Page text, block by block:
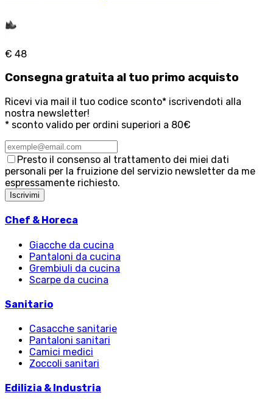
€ 48
Consegna gratuita al tuo primo acquisto
Ricevi via mail il tuo codice sconto* iscrivendoti alla
nostra newsletter!
* sconto valido per ordini superiori a 80€
Presto il consenso al trattamento dei miei dati
personali per la fruizione del servizio newsletter da me
espressamente richiesto.
Iscrivimi
Chef & Horeca
Giacche da cucina
Pantaloni da cucina
Grembiuli da cucina
Scarpe da cucina
Sanitario
Casacche sanitarie
Pantaloni sanitari
Camici medici
Zoccoli sanitari
Edilizia & Industria